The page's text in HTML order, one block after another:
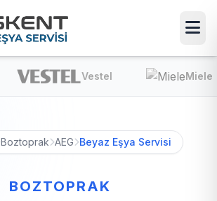
Vestel Miele
Boztoprak AEG Beyaz Eşya Servisi
BOZTOPRAK